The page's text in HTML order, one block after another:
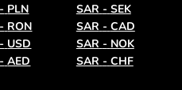
- PLN SAR - SEK
- RON SAR - CAD
- USD SAR - NOK
- AED SAR - CHF